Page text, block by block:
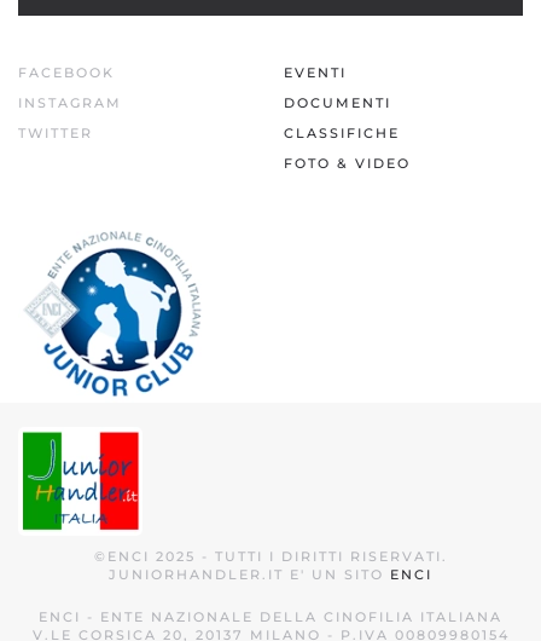
FACEBOOK
INSTAGRAM
TWITTER
EVENTI
DOCUMENTI
CLASSIFICHE
FOTO & VIDEO
©ENCI 2025 - TUTTI I DIRITTI RISERVATI.
JUNIORHANDLER.IT E' UN SITO ENCI
ENCI - ENTE NAZIONALE DELLA CINOFILIA ITALIANA
V.LE CORSICA 20, 20137 MILANO - P.IVA 00809980154